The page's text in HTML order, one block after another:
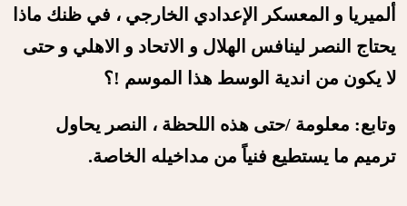
ألميريا و المعسكر الإعدادي الخارجي ، في ظنك ماذا
يحتاج النصر لينافس الهلال و الاتحاد و الاهلي و حتى
لا يكون من اندية الوسط هذا الموسم !؟
وتابع: معلومة /حتى هذه اللحظة ،
النصر يحاول
ترميم ما يستطيع فنياً من مداخيله الخاصة.